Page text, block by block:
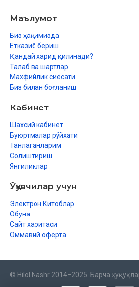
Маълумот
Биз ҳақимизда
Етказиб бериш
Қандай харид қилинади?
Талаб ва шартлар
Махфийлик сиёсати
Биз билан боғланиш
Кабинет
Шахсий кабинет
Буюртмалар рўйхати
Танлаганларим
Солиштириш
Янгиликлар
Ўқувчилар учун
Электрон Китоблар
Обуна
Сайт харитаси
Оммавий оферта
© Hilol Nashr 2014–2025. Барча